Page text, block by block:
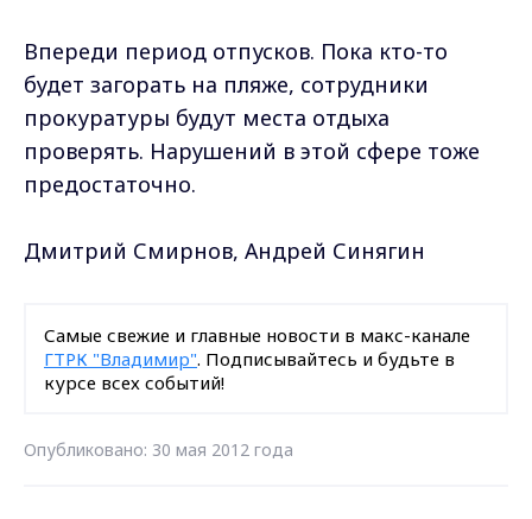
Впереди период отпусков. Пока кто-то
будет загорать на пляже, сотрудники
прокуратуры будут места отдыха
проверять. Нарушений в этой сфере тоже
предостаточно.
Дмитрий Смирнов, Андрей Синягин
Самые свежие и главные новости в макс-канале
ГТРК "Владимир". Подписывайтесь и будьте в
курсе всех событий!
Опубликовано: 30 мая 2012 года